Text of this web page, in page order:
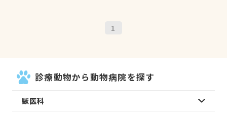
1
診療動物から動物病院を探す
獣医科